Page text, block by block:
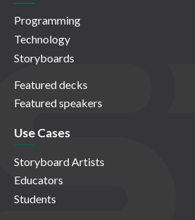
Programming
Technology
Storyboards
Featured decks
Featured speakers
Use Cases
Storyboard Artists
Educators
Students